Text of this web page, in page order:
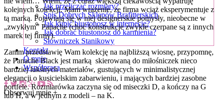
Jak przeliczać rozmiary?
Spis Dobrych Sklepów Brafitterskich
Jak kupić biustonosz w internecie?
Jak dobrać biustonosz do karmienia?
Słowniczek Stanikowy
Kontakt
O mnie
Współpraca
Obserwuj mnie +
kolejnych kolekcji. Mam wrażenie, że firma wciąż eksperymentuje z
tą marką. Pojawiają się w niej designerskie pomysły, nieobecne w
„zwykłym” Panache (choć konstrukcje zwykle czerpane są z innych
marek tej firmy).
Zanim przedstawię Wam kolekcję na najbliższą wiosnę, przypomnę,
że Panache Black jest marką skierowaną do miłośniczek nieco
bardziej lukśnych materiałów, gustujących w minimalistycznej
elegancji o kusicielskim zabarwieniu, i mających bardziej zasobne
portfele. Rozmiarówka zaczyna się od miseczki D, a kończy na G
lub H, a w jednym z modeli – na K.